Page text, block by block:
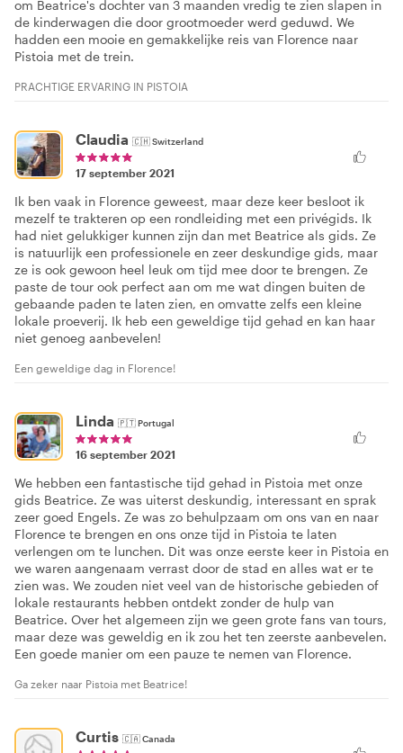
om Beatrice's dochter van 3 maanden vredig te zien slapen in
de kinderwagen die door grootmoeder werd geduwd. We
hadden een mooie en gemakkelijke reis van Florence naar
Pistoia met de trein.
PRACHTIGE ERVARING IN PISTOIA
Claudia 🇨🇭Switzerland
17 september 2021
Ik ben vaak in Florence geweest, maar deze keer besloot ik
mezelf te trakteren op een rondleiding met een privégids. Ik
had niet gelukkiger kunnen zijn dan met Beatrice als gids. Ze
is natuurlijk een professionele en zeer deskundige gids, maar
ze is ook gewoon heel leuk om tijd mee door te brengen. Ze
paste de tour ook perfect aan om me wat dingen buiten de
gebaande paden te laten zien, en omvatte zelfs een kleine
lokale proeverij. Ik heb een geweldige tijd gehad en kan haar
niet genoeg aanbevelen!
Een geweldige dag in Florence!
Linda 🇵🇹Portugal
16 september 2021
We hebben een fantastische tijd gehad in Pistoia met onze
gids Beatrice. Ze was uiterst deskundig, interessant en sprak
zeer goed Engels. Ze was zo behulpzaam om ons van en naar
Florence te brengen en ons onze tijd in Pistoia te laten
verlengen om te lunchen. Dit was onze eerste keer in Pistoia en
we waren aangenaam verrast door de stad en alles wat er te
zien was. We zouden niet veel van de historische gebieden of
lokale restaurants hebben ontdekt zonder de hulp van
Beatrice. Over het algemeen zijn we geen grote fans van tours,
maar deze was geweldig en ik zou het ten zeerste aanbevelen.
Een goede manier om een pauze te nemen van Florence.
Ga zeker naar Pistoia met Beatrice!
Curtis 🇨🇦Canada